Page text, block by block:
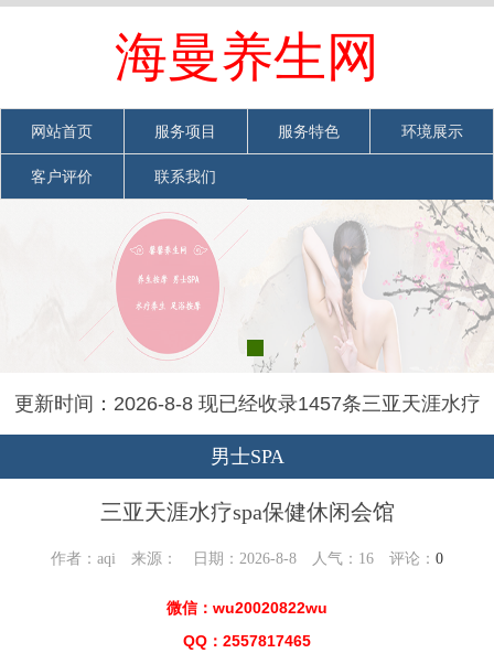
网站首页 加入收藏
海曼养生网
网站首页 服务项目 服务特色 环境展示
客户评价 联系我们
更新时间：2026-8-8 现已经收录1457条三亚天涯水疗
spa保健休闲会馆信息
男士SPA
三亚天涯水疗spa保健休闲会馆
作者：aqi 来源： 日期：2026-8-8 人气： 16 评论： 0
微信：wu20020822wu
QQ：2557817465